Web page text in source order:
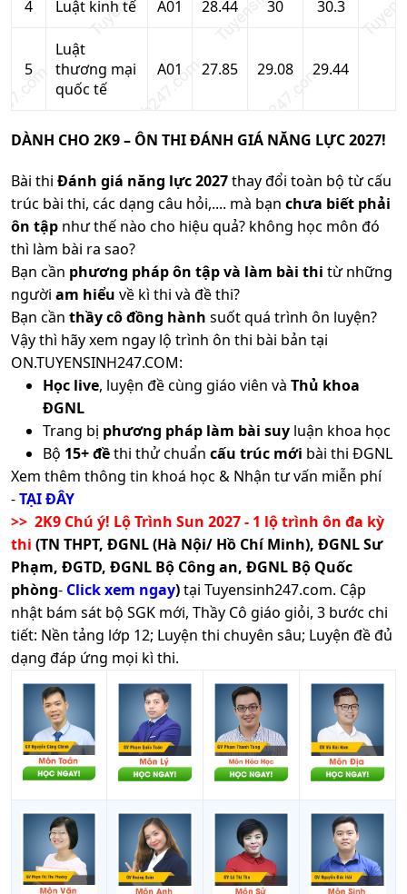
4 Luật kinh tế A01 28.44 30 30.3
5
Luật
thương mại
quốc tế
A01 27.85 29.08 29.44
DÀNH CHO 2K9 – ÔN THI ĐÁNH GIÁ NĂNG LỰC 2027!
Bài thi Đánh giá năng lực 2027thay đổi toàn bộ từ cấu
trúc bài thi, các dạng câu hỏi,.... mà bạn chưa biết phải
ôn tập như thế nào cho hiệu quả? không học môn đó
thì làm bài ra sao?
Bạn cần phương pháp ôn tập và làm bài thi từ những
người am hiểu về kì thi và đề thi?
Bạn cần thầy cô đồng hành suốt quá trình ôn luyện?
Vậy thì hãy xem ngay lộ trình ôn thi bài bản tại
ON.TUYENSINH247.COM:
Học live, luyện đề cùng giáo viên và Thủ khoa
ĐGNL
Trang bị phương pháp làm bài suy luận khoa học
Bộ 15+ đềthi thử chuẩn cấu trúc mới bài thi ĐGNL
Xem thêm thông tin khoá học & Nhận tư vấn miễn phí
-TẠI ĐÂY
>> 2K9 Chú ý! Lộ Trình Sun 2027 - 1 lộ trình ôn đa kỳ
thi (TN THPT, ĐGNL (Hà Nội/ Hồ Chí Minh), ĐGNL Sư
Phạm, ĐGTD, ĐGNL Bộ Công an, ĐGNL Bộ Quốc
phòng- Click xem ngay)tại Tuyensinh247.com. Cập
nhật bám sát bộ SGK mới, Thầy Cô giáo giỏi, 3 bước chi
tiết: Nền tảng lớp 12; Luyện thi chuyên sâu; Luyện đề đủ
dạng đáp ứng mọi kì thi.